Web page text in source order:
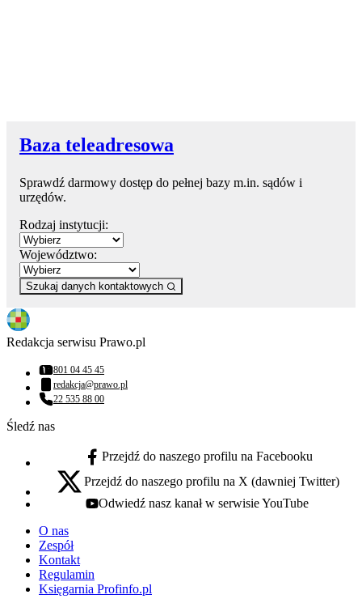
Baza teleadresowa
Sprawdź darmowy dostęp do pełnej bazy m.in. sądów i
urzędów.
Rodzaj instytucji:
Województwo:
Szukaj danych kontaktowych
Redakcja serwisu Prawo.pl
Numer telefonu:
801 04 45 45
Adres email:
redakcja@prawo.pl
Numer telefonu:
22 535 88 00
Śledź nas
facebook - otwiera się w nowej karcie
Przejdź do naszego profilu na Facebooku
x - otwiera się w nowej karcie
Przejdź do naszego profilu na X (dawniej Twitter)
youtube - otwiera się w nowej karcie
Odwiedź nasz kanał w serwisie YouTube
O nas
Zespół
Kontakt
Regulamin
Księgarnia Profinfo.pl